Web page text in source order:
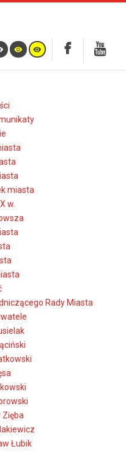
miasta
w.
Rady Miasta
Zięba
Łubik